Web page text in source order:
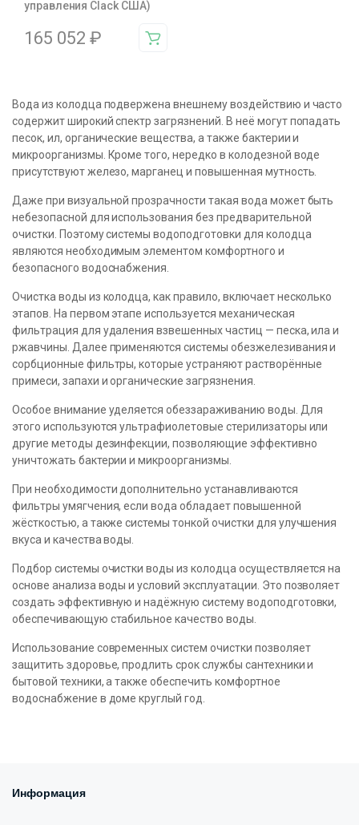
управления Clack США)
165 052 ₽
Вода из колодца подвержена внешнему воздействию и часто
содержит широкий спектр загрязнений. В неё могут попадать
песок, ил, органические вещества, а также бактерии и
микроорганизмы. Кроме того, нередко в колодезной воде
присутствуют железо, марганец и повышенная мутность.
Даже при визуальной прозрачности такая вода может быть
небезопасной для использования без предварительной
очистки. Поэтому системы водоподготовки для колодца
являются необходимым элементом комфортного и
безопасного водоснабжения.
Очистка воды из колодца, как правило, включает несколько
этапов. На первом этапе используется механическая
фильтрация для удаления взвешенных частиц — песка, ила и
ржавчины. Далее применяются системы обезжелезивания и
сорбционные фильтры, которые устраняют растворённые
примеси, запахи и органические загрязнения.
Особое внимание уделяется обеззараживанию воды. Для
этого используются ультрафиолетовые стерилизаторы или
другие методы дезинфекции, позволяющие эффективно
уничтожать бактерии и микроорганизмы.
При необходимости дополнительно устанавливаются
фильтры умягчения, если вода обладает повышенной
жёсткостью, а также системы тонкой очистки для улучшения
вкуса и качества воды.
Подбор системы очистки воды из колодца осуществляется на
основе анализа воды и условий эксплуатации. Это позволяет
создать эффективную и надёжную систему водоподготовки,
обеспечивающую стабильное качество воды.
Использование современных систем очистки позволяет
защитить здоровье, продлить срок службы сантехники и
бытовой техники, а также обеспечить комфортное
водоснабжение в доме круглый год.
Информация